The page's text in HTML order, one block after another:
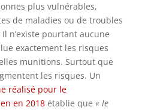
plus vulnérables,
de maladies ou de troubles
n’existe pourtant aucune
exactement les risques
munitions. Surtout que
les risques. Un
réalisé pour le
en 2018établie que « le